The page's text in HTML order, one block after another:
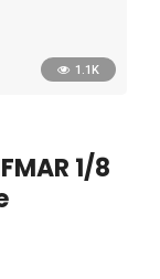
1.1K
1/8